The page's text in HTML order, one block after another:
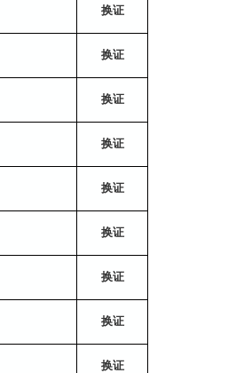
换证
换证
换证
换证
换证
换证
换证
换证
换证